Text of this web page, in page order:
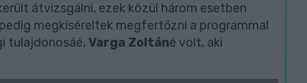
átvizsgálni, ezek közül három esetben
megkíséreltek megfertőzni a programmal
tulajdonosáé, Varga Zoltáné volt, aki